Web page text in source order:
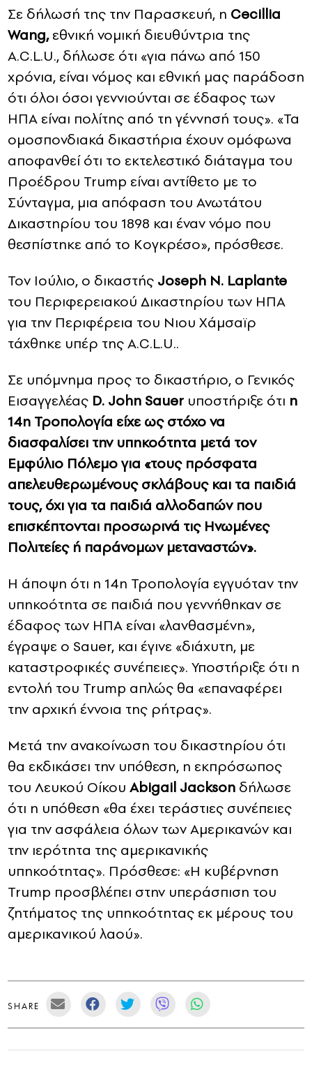
Σε δήλωσή της την Παρασκευή, η Cecillia
Wang,εθνική νομική διευθύντρια της
A.C.L.U., δήλωσε ότι «για πάνω από 150
χρόνια, είναι νόμος και εθνική μας παράδοση
ότι όλοι όσοι γεννιούνται σε έδαφος των
ΗΠΑ είναι πολίτης από τη γέννησή τους». «Τα
ομοσπονδιακά δικαστήρια έχουν ομόφωνα
αποφανθεί ότι το εκτελεστικό διάταγμα του
Προέδρου Trump είναι αντίθετο με το
Σύνταγμα, μια απόφαση του Ανωτάτου
Δικαστηρίου του 1898 και έναν νόμο που
θεσπίστηκε από το Κογκρέσο», πρόσθεσε.
Τον Ιούλιο, ο δικαστής Joseph N. Laplante
του Περιφερειακού Δικαστηρίου των ΗΠΑ
για την Περιφέρεια του Νιου Χάμσαϊρ
τάχθηκε υπέρ της A.C.L.U..
Σε υπόμνημα προς το δικαστήριο, ο Γενικός
Εισαγγελέας D. John Sauer υποστήριξε ότι η
14η Τροπολογία είχε ως στόχο να
διασφαλίσει την υπηκοότητα μετά τον
Εμφύλιο Πόλεμο για «τους πρόσφατα
απελευθερωμένους σκλάβους και τα παιδιά
τους, όχι για τα παιδιά αλλοδαπών που
επισκέπτονται προσωρινά τις Ηνωμένες
Πολιτείες ή παράνομων μεταναστών».
Η άποψη ότι η 14η Τροπολογία εγγυόταν την
υπηκοότητα σε παιδιά που γεννήθηκαν σε
έδαφος των ΗΠΑ είναι «λανθασμένη»,
έγραψε ο Sauer, και έγινε «διάχυτη, με
καταστροφικές συνέπειες». Υποστήριξε ότι η
εντολή του Trump απλώς θα «επαναφέρει
την αρχική έννοια της ρήτρας».
Μετά την ανακοίνωση του δικαστηρίου ότι
θα εκδικάσει την υπόθεση, η εκπρόσωπος
του Λευκού Οίκου Abigail Jackson δήλωσε
ότι η υπόθεση «θα έχει τεράστιες συνέπειες
για την ασφάλεια όλων των Αμερικανών και
την ιερότητα της αμερικανικής
υπηκοότητας». Πρόσθεσε: «Η κυβέρνηση
Trump προσβλέπει στην υπεράσπιση του
ζητήματος της υπηκοότητας εκ μέρους του
αμερικανικού λαού».
SHARE